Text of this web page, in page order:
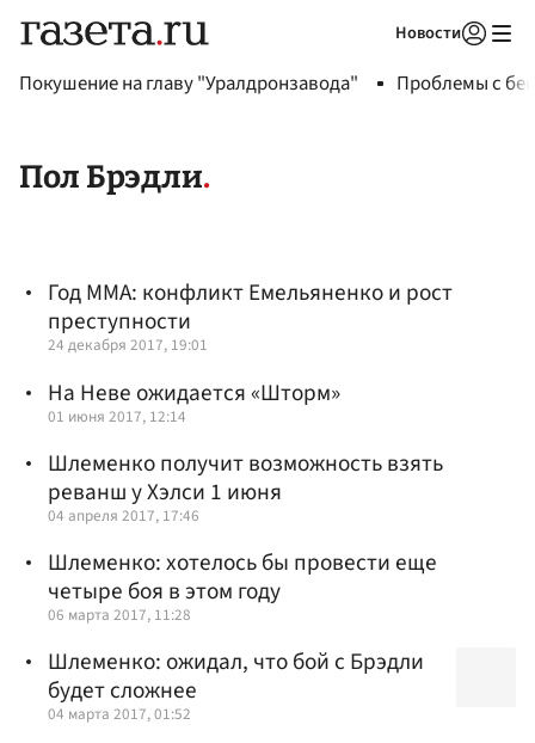
Новости
Покушение на главу "Уралдронзавода" Проблемы с
Пол Брэдли
Год ММА: конфликт Емельяненко и рост
преступности
24 декабря 2017, 19:01
На Неве ожидается «Шторм»
01 июня 2017, 12:14
Шлеменко получит возможность взять
реванш у Хэлси 1 июня
04 апреля 2017, 17:46
Шлеменко: хотелось бы провести еще
четыре боя в этом году
06 марта 2017, 11:28
Шлеменко: ожидал, что бой с Брэдли
будет сложнее
04 марта 2017, 01:52